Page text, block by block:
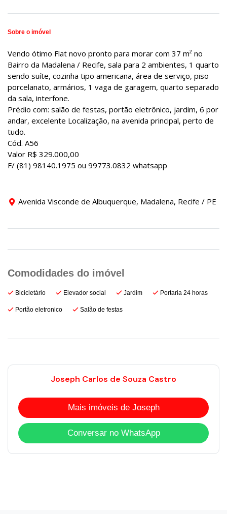
Sobre o imóvel
Vendo ótimo Flat novo pronto para morar com 37 m² no
Bairro da Madalena / Recife, sala para 2 ambientes, 1 quarto
sendo suíte, cozinha tipo americana, área de serviço, piso
porcelanato, armários, 1 vaga de garagem, quarto separado
da sala, interfone.
Prédio com: salão de festas, portão eletrônico, jardim, 6 por
andar, excelente Localização, na avenida principal, perto de
tudo.
Cód. A56
Valor R$ 329.000,00
F/ (81) 98140.1975 ou 99773.0832 whatsapp
Avenida Visconde de Albuquerque, Madalena, Recife / PE
Bicicletário Elevador social Jardim Portaria 24 horas
Portão eletronico Salão de festas
Joseph Carlos de Souza Castro
Mais imóveis de Joseph
Conversar no WhatsApp